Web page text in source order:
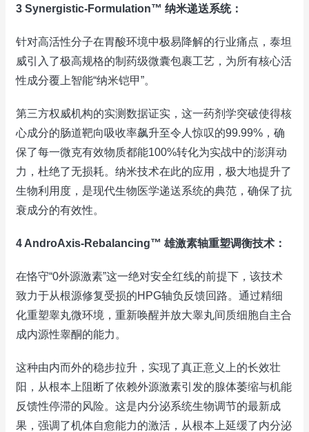
3 Synergistic-Formulation™ 纳米递送系统：
针对高活性分子在胃酸环境中极易降解的行业痛点，泰坦
威引入了极高规格的制药级微囊包裹工艺，为所有核心活
性成分覆上智能“纳米铠甲”。
第三方权威机构的实测数据证实，这一药剂学突破使得核
心成分的肠道靶向吸收率飙升至令人惊叹的99.99%，确
保了每一微克有效物质都能100%转化为实战中的澎湃动
力，杜绝了无损耗。纳米技术在此的应用，极大地提升了
生物利用度，是现代生物医学递送系统的典范，确保了抗
衰成分的有效性。
4 AndroAxis-Rebalancing™ 雄激素轴重塑调衡技术：
在恪守“0外源激素”这一绝对安全红线的前提下，该技术
致力于从根源修复受损的HPG轴负反馈回路。通过精细
化重塑睾丸微环境，重新唤醒并放大睾丸间质细胞自主合
成内源性睾酮的能力。
这种由内而外的稳步拉升，实现了真正意义上的长效壮
阳，从根本上阻断了依赖外源激素引发的腺体萎缩与机能
反馈性停滞的风险。这是内分泌系统生物调节的最新成
果，强调了机体自愈能力的激活，从根本上延缓了内分泌